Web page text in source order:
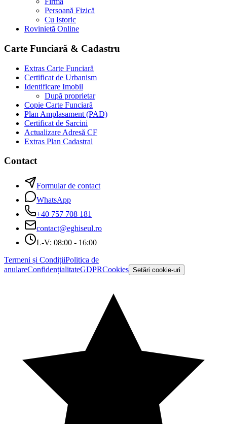
Persoană Fizică
Cu Istoric
Rovinietă Online
Carte Funciară & Cadastru
Extras Carte Funciară
Certificat de Urbanism
Identificare Imobil
După proprietar
Copie Carte Funciară
Plan Amplasament (PAD)
Certificat de Sarcini
Actualizare Adresă CF
Extras Plan Cadastral
Contact
Formular de contact
WhatsApp
+40 757 708 181
contact@eghiseul.ro
L-V: 08:00 - 16:00
Termeni și CondițiiPolitica de
anulareConfidențialitateGDPRCookies Setări cookie-uri